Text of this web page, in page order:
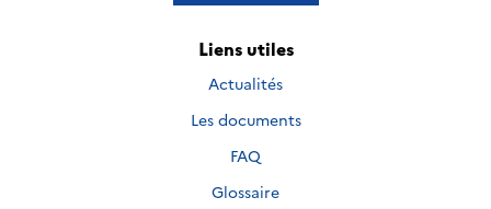
Liens utiles
Actualités
Les documents
FAQ
Glossaire